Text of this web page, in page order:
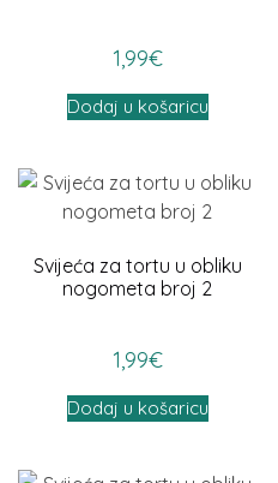
1,99€
Dodaj u košaricu
Svijeća za tortu u obliku
nogometa broj 2
1,99€
Dodaj u košaricu